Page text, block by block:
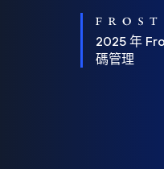
2025 年
碼管理